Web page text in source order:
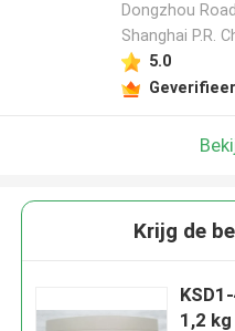
Dongzhou
Shanghai P.R.
5.0
Krijg de
1,2